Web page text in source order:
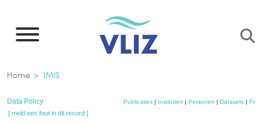
naar
inhoud
gaan
Kruimelpad
Home IMIS
Data Policy Publicaties| Instituten | Personen | Datasets|
[ meld een fout in dit record ]